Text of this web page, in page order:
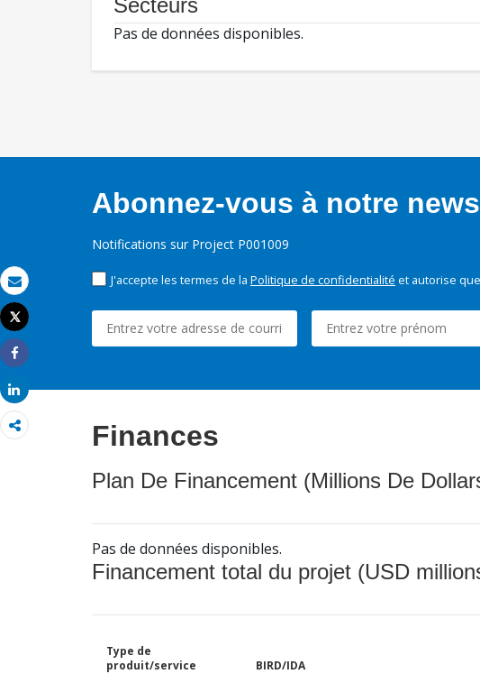
Email
Imprimer
Tweet
Share
Share
Secteurs
Pas de données disponibles.
Abonnez-vous à notre
Notifications sur Project P001009
J'accepte les termes de la Politique de confidentialité et autorise
Finances
Plan De Financement (Millions De
Pas de données disponibles.
Financement total du projet (USD
Type de
produit/service
BIRD/IDA